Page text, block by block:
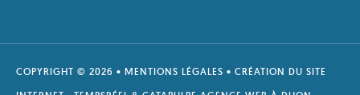
COPYRIGHT © 2026 •MENTIONS LÉGALES • CRÉATION DU SITE